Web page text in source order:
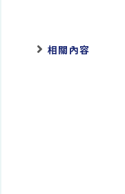
相關內容